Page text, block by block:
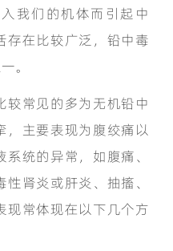
我们的机体而引起中
存在比较广泛，铅中毒
。
常见的多为无机铅中
，主要表现为腹绞痛以
统的异常，如腹痛、
肾炎或肝炎、抽搐、
现常体现在以下几个方